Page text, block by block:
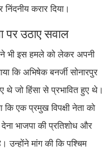
करार दिया।
पर उठाए सवाल
भी इस हमले को लेकर अपनी
कि अभिषेक बनर्जी सोनारपुर
थे जो हिंसा से प्रभावित हुए थे।
एक प्रमुख विपक्षी नेता को
भाजपा की प्रतिशोध और
उन्होंने मांग की कि पश्चिम